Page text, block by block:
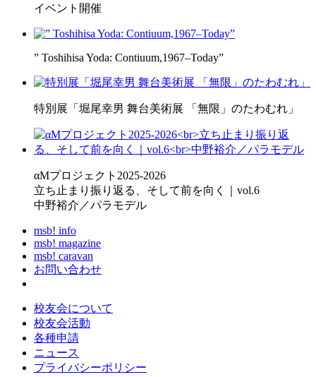
イベント開催
” Toshihisa Yoda: Contiuum,1967–Today”
特別展「堀尾幸男 舞台美術展 「無限」のたわむれ」
αMプロジェクト2025-2026
立ち止まり振り返る、そして前を向く｜vol.6
中野裕介／パラモデル
msb! info
msb! magazine
msb! caravan
お問い合わせ
校友会について
校友会活動
各種申請
ニュース
プライバシーポリシー